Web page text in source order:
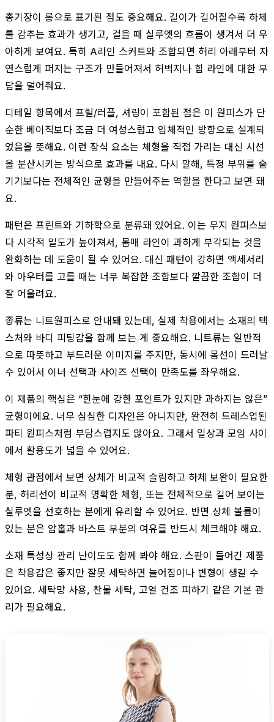
총기장이 롱으로 표기된 점도 중요해요. 길이가 길어질수록 하체
를 감추는 효과가 생기고, 걸을 때 실루엣의 흐름이 생겨서 더 우
아하게 보여요. 특히 A라인 스커트와 조합되면 허리 아래부터 자
연스럽게 퍼지는 구조가 만들어져서 허벅지나 힙 라인에 대한 부
담을 덜어줘요.
디테일 항목에서 프릴/러플, 셔링이 포함된 점은 이 원피스가 단
순한 베이직보다 조금 더 여성스럽고 입체적인 방향으로 설계되
었음을 뜻해요. 이런 장식 요소는 체형을 직접 가리는 대신 시선
을 분산시키는 방식으로 효과를 내요. 다시 말해, 특정 부위를 숨
기기보다는 전체적인 균형을 만들어주는 역할을 한다고 보면 돼
요.
패턴은 프린트와 기하학으로 분류돼 있어요. 이는 무지 원피스보
다 시각적 밀도가 높아져서, 몸매 라인이 과하게 부각되는 것을
완화하는 데 도움이 될 수 있어요. 대신 패턴이 강하면 액세서리
와 아우터를 고를 때는 너무 복잡한 조합보다 깔끔한 조합이 더
잘 어울려요.
종류는 니트원피스로 안내돼 있는데, 실제 착용에서는 소재의 텍
스처와 바디 피팅감을 함께 보는 게 중요해요. 니트류는 일반적
으로 따뜻하고 부드러운 이미지를 주지만, 동시에 몸선이 드러날
수 있어서 이너 선택과 사이즈 선택이 만족도를 좌우해요.
이 제품의 핵심은 “한눈에 강한 포인트가 있지만 과하지는 않은”
균형이에요. 너무 심심한 디자인은 아니지만, 완전히 드레스업된
파티 원피스처럼 부담스럽지도 않아요. 그래서 일상과 모임 사이
에서 활용도가 넓을 수 있어요.
체형 관점에서 보면 상체가 비교적 슬림하고 하체 보완이 필요한
분, 허리선이 비교적 명확한 체형, 또는 전체적으로 길어 보이는
실루엣을 선호하는 분에게 유리할 수 있어요. 반면 상체 볼륨이
있는 분은 암홀과 바스트 부분의 여유를 반드시 체크해야 해요.
소재 특성상 관리 난이도도 함께 봐야 해요. 스판이 들어간 제품
은 착용감은 좋지만 잘못 세탁하면 늘어짐이나 변형이 생길 수
있어요. 세탁망 사용, 찬물 세탁, 고열 건조 피하기 같은 기본 관
리가 필요해요.